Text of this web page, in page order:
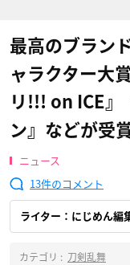
最高のブラン
ャラクター大
リ!!! on ICE』
ン』などが受
ニュース
13
ライター：にじめん編
カテゴリ : 刀剣乱舞